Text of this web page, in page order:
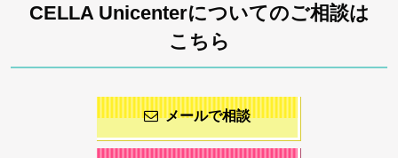
CELLA Unicenterについてのご相談は
こちら
メールで相談